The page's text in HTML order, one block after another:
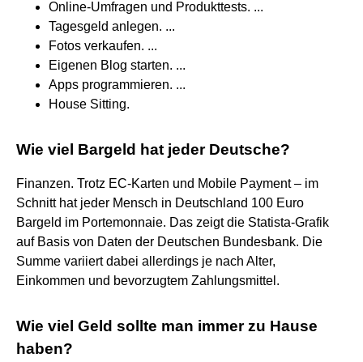
Online-Umfragen und Produkttests. ...
Tagesgeld anlegen. ...
Fotos verkaufen. ...
Eigenen Blog starten. ...
Apps programmieren. ...
House Sitting.
Wie viel Bargeld hat jeder Deutsche?
Finanzen. Trotz EC-Karten und Mobile Payment – im
Schnitt hat jeder Mensch in Deutschland 100 Euro
Bargeld im Portemonnaie. Das zeigt die Statista-Grafik
auf Basis von Daten der Deutschen Bundesbank. Die
Summe variiert dabei allerdings je nach Alter,
Einkommen und bevorzugtem Zahlungsmittel.
Wie viel Geld sollte man immer zu Hause
haben?